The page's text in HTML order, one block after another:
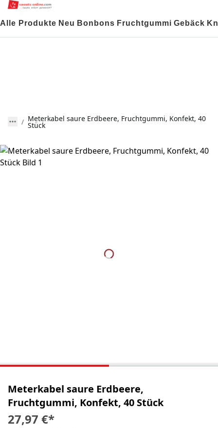
Alle Produkte Neu Bonbons Fruchtgummi Gebäck
Meterkabel saure Erdbeere, Fruchtgummi, Konfekt, 40
Stück
Meterkabel saure Erdbeere,
Fruchtgummi, Konfekt, 40 Stück
27,97 €*